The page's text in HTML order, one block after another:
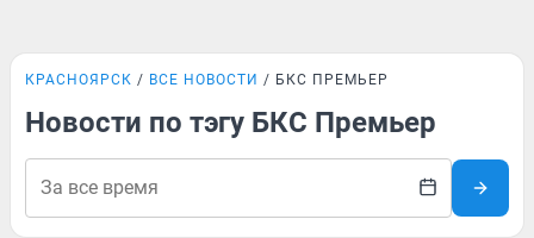
КРАСНОЯРСК ВСЕ НОВОСТИ БКС ПРЕМЬЕР
Новости по тэгу БКС Премьер